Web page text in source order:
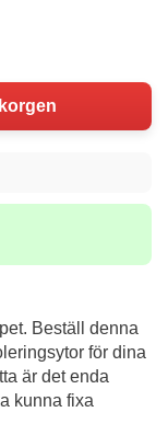
Beställ denna
för dina
är det enda
kunna fixa